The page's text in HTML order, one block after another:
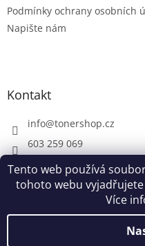
Tento web používá
tohoto webu
Více
Podmínky ochrany osobních
Napište nám
Kontakt
info@tonershop.cz
603 259 069